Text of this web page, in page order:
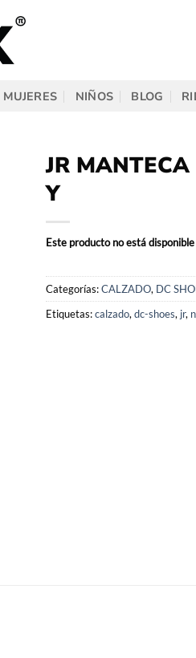
MUJERES NIÑOS BLOG
JR
Y
Este producto no está
Categorías:CALZADO, DC
Etiquetas:calzado, dc-shoes, jr,